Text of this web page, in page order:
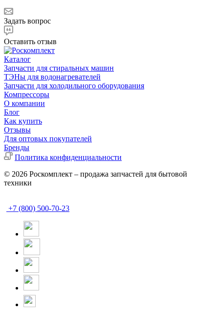
Задать вопрос
Оставить отзыв
Каталог
Запчасти для стиральных машин
ТЭНы для водонагревателей
Запчасти для холодильного оборудования
Компрессоры
О компании
Блог
Как купить
Отзывы
Для оптовых покупателей
Бренды
Политика конфиденциальности
© 2026 Роскомплект – продажа запчастей для бытовой
техники
+7 (800) 500-70-23